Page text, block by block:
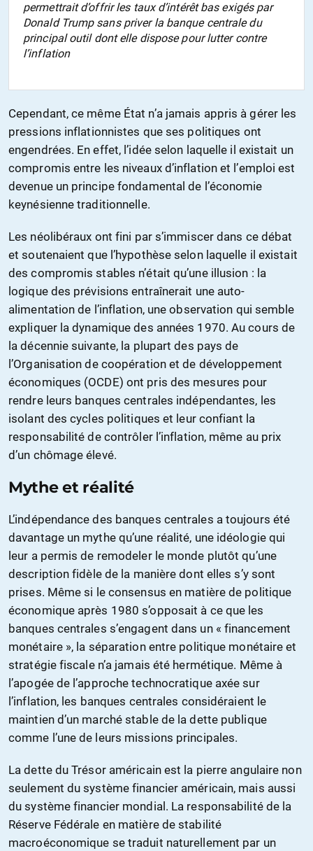
permettrait d’offrir les taux d’intérêt bas exigés par
Donald Trump sans priver la banque centrale du
principal outil dont elle dispose pour lutter contre
l’inflation
Cependant, ce même État n’a jamais appris à gérer les
pressions inflationnistes que ses politiques ont
engendrées. En effet, l’idée selon laquelle il existait un
compromis entre les niveaux d’inflation et l’emploi est
devenue un principe fondamental de l’économie
keynésienne traditionnelle.
Les néolibéraux ont fini par s’immiscer dans ce débat
et soutenaient que l’hypothèse selon laquelle il existait
des compromis stables n’était qu’une illusion : la
logique des prévisions entraînerait une auto-
alimentation de l’inflation, une observation qui semble
expliquer la dynamique des années 1970. Au cours de
la décennie suivante, la plupart des pays de
l’Organisation de coopération et de développement
économiques (OCDE) ont pris des mesures pour
rendre leurs banques centrales indépendantes, les
isolant des cycles politiques et leur confiant la
responsabilité de contrôler l’inflation, même au prix
d’un chômage élevé.
Mythe et réalité
L’indépendance des banques centrales a toujours été
davantage un mythe qu’une réalité, une idéologie qui
leur a permis de remodeler le monde plutôt qu’une
description fidèle de la manière dont elles s’y sont
prises. Même si le consensus en matière de politique
économique après 1980 s’opposait à ce que les
banques centrales s’engagent dans un « financement
monétaire », la séparation entre politique monétaire et
stratégie fiscale n’a jamais été hermétique. Même à
l’apogée de l’approche technocratique axée sur
l’inflation, les banques centrales considéraient le
maintien d’un marché stable de la dette publique
comme l’une de leurs missions principales.
La dette du Trésor américain est la pierre angulaire non
seulement du système financier américain, mais aussi
du système financier mondial. La responsabilité de la
Réserve Fédérale en matière de stabilité
macroéconomique se traduit naturellement par un